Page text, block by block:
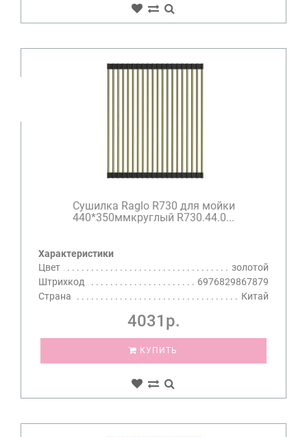
Сушилка Raglo R730 для мойки
440*350ммкруглый R730.44.0...
Характеристики
Цвет
золотой
Штрихкод
6976829867879
Страна
Китай
4031р.
КУПИТЬ